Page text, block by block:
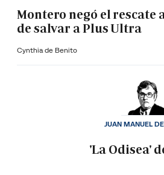
Montero negó el rescate
de salvar a Plus Ultra
Cynthia de Benito
'La Odisea'
JUAN MANUEL